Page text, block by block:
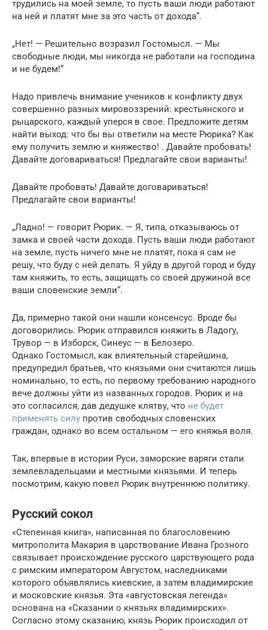
трудились на моей земле, то пусть ваши люди работают
на ней и платят мне за это часть от дохода“.
„Нет! — Решительно возразил Гостомысл. — Мы
свободные люди, мы никогда не работали на господина
и не будем!“
Надо привлечь внимание учеников к конфликту двух
совершенно разных мировоззрений: крестьянского и
рыцарского, каждый уперся в свое. Предложите детям
найти выход: что бы вы ответили на месте Рюрика? Как
ему получить землю и княжество! . Давайте пробовать!
Давайте договариваться! Предлагайте свои варианты!
Давайте пробовать! Давайте договариваться!
Предлагайте свои варианты!
„Ладно! — говорит Рюрик. — Я, типа, отказываюсь от
замка и своей части дохода. Пусть ваши люди работают
на земле, пусть ничего мне не платят, пока я сам не
решу, что буду с ней делать. Я уйду в другой город и буду
там княжить, то есть, защищать со своей дружиной все
ваши словенские земли“.
Да, примерно такой они нашли консенсус. Вроде бы
договорились. Рюрик отправился княжить в Ладогу,
Трувор — в Изборск, Синеус — в Белозеро.
Однако Гостомысл, как влиятельный старейшина,
предупредил братьев, что князьями они считаются лишь
номинально, то есть, по первому требованию народного
вече должны уйти из названных городов. Рюрик и на
это согласился, дав дедушке клятву, что не будет
применять силу против свободных словенских
граждан, однако во всем остальном — его княжья воля.
Так, впервые в истории Руси, заморские варяги стали
землевладельцами и местными князьями. И теперь
посмотрим, какую повел Рюрик внутреннюю политику.
Русский сокол
«Степенная книга», написанная по благословению
митрополита Макария в царствование Ивана Грозного
связывает происхождение русского царствующего рода
с римским императором Августом, наследниками
которого объявлялись киевские, а затем владимирские
и московские князья. Эта «августовская легенда»
основана на «Сказании о князьях владимирских».
Согласно этому сказанию, князь Рюрик происходил от